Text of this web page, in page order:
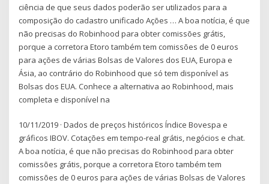
ciência de que seus dados poderão ser utilizados para a
composição do cadastro unificado Ações … A boa notícia, é que
não precisas do Robinhood para obter comissões grátis,
porque a corretora Etoro também tem comissões de 0 euros
para ações de várias Bolsas de Valores dos EUA, Europa e
Ásia, ao contrário do Robinhood que só tem disponível as
Bolsas dos EUA. Conhece a alternativa ao Robinhood, mais
completa e disponível na
10/11/2019 · Dados de preços históricos Índice Bovespa e
gráficos IBOV. Cotações em tempo-real grátis, negócios e chat.
A boa notícia, é que não precisas do Robinhood para obter
comissões grátis, porque a corretora Etoro também tem
comissões de 0 euros para ações de várias Bolsas de Valores